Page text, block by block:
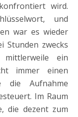
wird.
und
war es wieder
Stunden zwecks
ein
immer einen
die Aufnahme
Im Raum
die dezent zum